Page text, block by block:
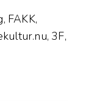
FAKK,
3F,